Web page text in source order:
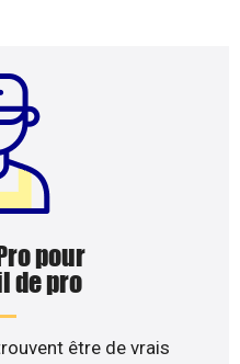
pour
de pro
être de vrais